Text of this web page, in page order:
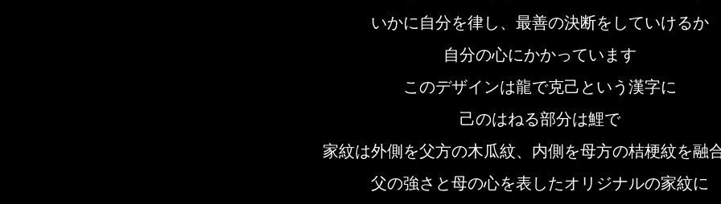
いかに自分を律し、最善の決断をしていけるか
自分の心にかかっています
このデザインは龍で克己という漢字に
己のはねる部分は鯉で
家紋は外側を父方の木瓜紋、内側を母方の桔梗紋を融
父の強さと母の心を表したオリジナルの家紋に